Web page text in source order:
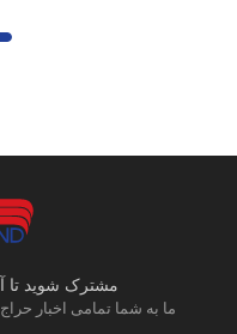
مشترک شوید تا
ما به شما تمامی اخبار